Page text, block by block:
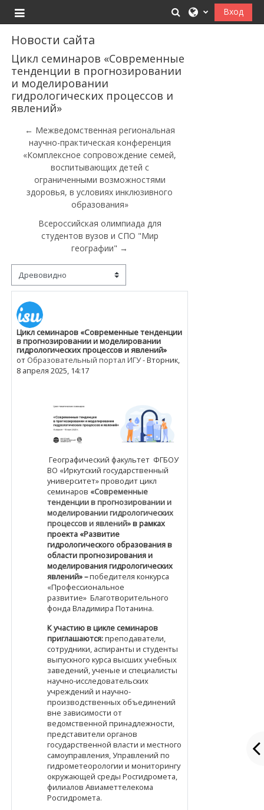
Боковая панель
ИзменитьВход
Новости сайта
Цикл семинаров «Современные
тенденции в прогнозировании
и моделировании
гидрологических процессов и
явлений»
← Межведомственная региональная
научно-практическая конференция
«Комплексное сопровождение семей,
воспитывающих детей с
ограниченными возможностями
здоровья, в условиях инклюзивного
образования»
Всероссийская олимпиада для
студентов вузов и СПО "Мир
географии" →
Режим отображения
Цикл семинаров «Современные тенденции
в прогнозировании и моделировании
гидрологических процессов и явлений»
от Образовательный портал ИГУ-Вторник,
8 апреля 2025, 14:17
Количество ответов: 0
Географический факультет ФГБОУ
ВО «Иркутский государственный
университет» проводит цикл
семинаров «Современные
тенденции в прогнозировании и
моделировании гидрологических
процессов и явлений»в рамках
проекта «Развитие
гидрологического образования в
области прогнозирования и
моделирования гидрологических
явлений»–победителя конкурса
«Профессиональное
развитие» Благотворительного
фонда Владимира Потанина.
К участию в цикле семинаров
приглашаются:преподаватели,
сотрудники, аспиранты и студенты
выпускного курса высших учебных
заведений, ученые и специалисты
научно-исследовательских
учреждений и научно-
производственных объединений
вне зависимости от
ведомственной принадлежности,
представители органов
государственной власти и местного
самоуправления, Управлений по
гидрометеорологии и мониторингу
окружающей среды Росгидромета,
филиалов Авиаметтелекома
Росгидромета.